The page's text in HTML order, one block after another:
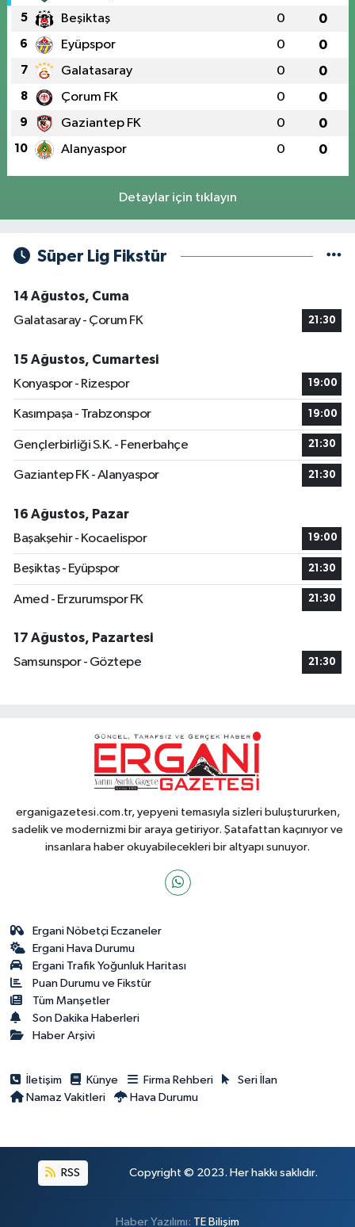
5 Beşiktaş 0 0
6 Eyüpspor 0 0
7 Galatasaray 0 0
8 Çorum FK 0 0
9 Gaziantep FK 0 0
10 Alanyaspor 0 0
Detaylar için tıklayın
Süper Lig Fikstür
14 Ağustos, Cuma
Galatasaray - Çorum FK
21:30
15 Ağustos, Cumartesi
Konyaspor - Rizespor
19:00
Kasımpaşa - Trabzonspor 19:00
Gençlerbirliği S.K. - Fenerbahçe 21:30
Gaziantep FK - Alanyaspor 21:30
16 Ağustos, Pazar
Başakşehir - Kocaelispor
19:00
Beşiktaş - Eyüpspor 21:30
Amed - Erzurumspor FK 21:30
17 Ağustos, Pazartesi
Samsunspor - Göztepe
21:30
erganigazetesi.com.tr, yepyeni temasıyla sizleri buluştururken,
sadelik ve modernizmi bir araya getiriyor. Şatafattan kaçınıyor ve
insanlara haber okuyabilecekleri bir altyapı sunuyor.
Ergani Nöbetçi Eczaneler
Ergani Hava Durumu
Ergani Trafik Yoğunluk Haritası
Puan Durumu ve Fikstür
Tüm Manşetler
Son Dakika Haberleri
Haber Arşivi
İletişim Künye Firma Rehberi
Seri İlan
Namaz Vakitleri
Hava Durumu
RSS Copyright © 2023. Her hakkı saklıdır.
Haber Yazılımı: TE Bilişim